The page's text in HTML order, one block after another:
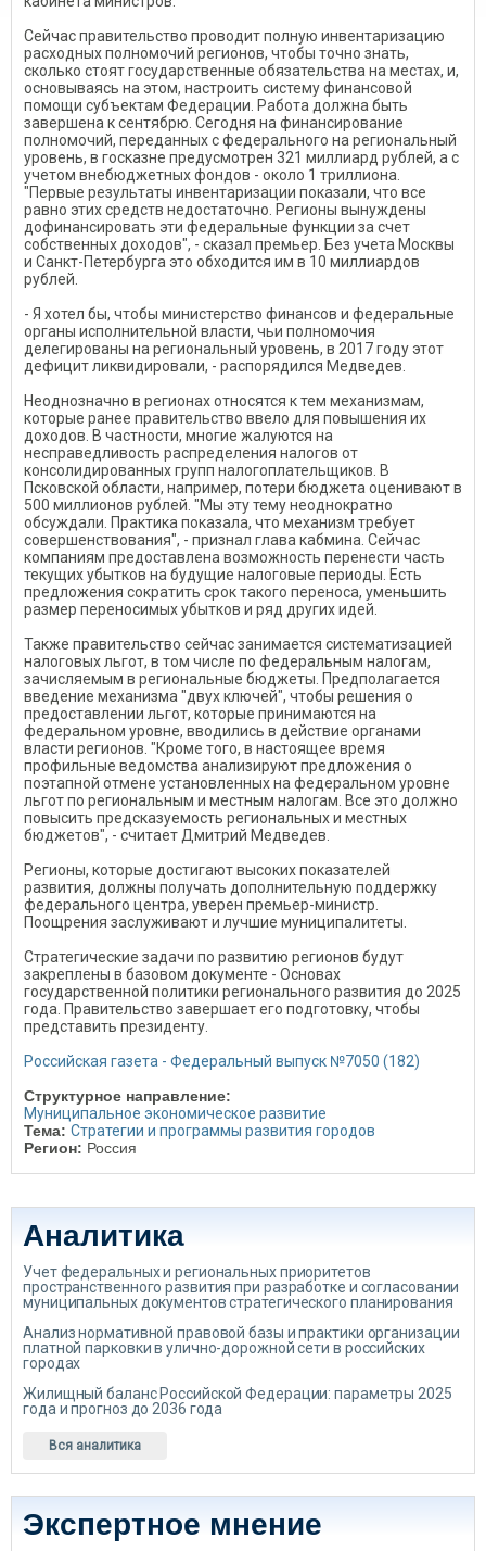
Сейчас правительство проводит полную инвентаризацию
расходных полномочий регионов, чтобы точно знать,
сколько стоят государственные обязательства на местах, и,
основываясь на этом, настроить систему финансовой
помощи субъектам Федерации. Работа должна быть
завершена к сентябрю. Сегодня на финансирование
полномочий, переданных с федерального на региональный
уровень, в госказне предусмотрен 321 миллиард рублей, а с
учетом внебюджетных фондов - около 1 триллиона.
"Первые результаты инвентаризации показали, что все
равно этих средств недостаточно. Регионы вынуждены
дофинансировать эти федеральные функции за счет
собственных доходов", - сказал премьер. Без учета Москвы
и Санкт-Петербурга это обходится им в 10 миллиардов
рублей.
- Я хотел бы, чтобы министерство финансов и федеральные
органы исполнительной власти, чьи полномочия
делегированы на региональный уровень, в 2017 году этот
дефицит ликвидировали, - распорядился Медведев.
Неоднозначно в регионах относятся к тем механизмам,
которые ранее правительство ввело для повышения их
доходов. В частности, многие жалуются на
несправедливость распределения налогов от
консолидированных групп налогоплательщиков. В
Псковской области, например, потери бюджета оценивают в
500 миллионов рублей. "Мы эту тему неоднократно
обсуждали. Практика показала, что механизм требует
совершенствования", - признал глава кабмина. Сейчас
компаниям предоставлена возможность перенести часть
текущих убытков на будущие налоговые периоды. Есть
предложения сократить срок такого переноса, уменьшить
размер переносимых убытков и ряд других идей.
Также правительство сейчас занимается систематизацией
налоговых льгот, в том числе по федеральным налогам,
зачисляемым в региональные бюджеты. Предполагается
введение механизма "двух ключей", чтобы решения о
предоставлении льгот, которые принимаются на
федеральном уровне, вводились в действие органами
власти регионов. "Кроме того, в настоящее время
профильные ведомства анализируют предложения о
поэтапной отмене установленных на федеральном уровне
льгот по региональным и местным налогам. Все это должно
повысить предсказуемость региональных и местных
бюджетов", - считает Дмитрий Медведев.
Регионы, которые достигают высоких показателей
развития, должны получать дополнительную поддержку
федерального центра, уверен премьер-министр.
Поощрения заслуживают и лучшие муниципалитеты.
Стратегические задачи по развитию регионов будут
закреплены в базовом документе - Основах
государственной политики регионального развития до 2025
года. Правительство завершает его подготовку, чтобы
представить президенту.
Российская газета - Федеральный выпуск №7050 (182)
Структурное направление:
Муниципальное экономическое развитие
Тема: Стратегии и программы развития городов
Регион: Россия
Аналитика
Учет федеральных и региональных приоритетов
пространственного развития при разработке и согласовании
муниципальных документов стратегического планирования
Анализ нормативной правовой базы и практики организации
платной парковки в улично-дорожной сети в российских
городах
Жилищный баланс Российской Федерации: параметры 2025
года и прогноз до 2036 года
Вся аналитика
Экспертное мнение